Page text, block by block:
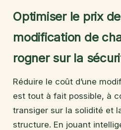
Optimiser le prix
modification de
rogner sur la
Réduire le coût d’une
est tout à fait possible, à
transiger sur la solidité et
structure. En jouant